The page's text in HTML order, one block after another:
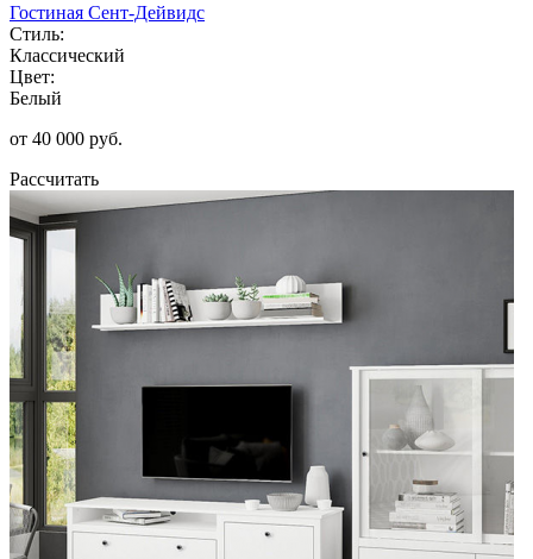
Гостиная Сент-Дейвидс
Стиль:
Классический
Цвет:
Белый
от 40 000 руб.
Рассчитать